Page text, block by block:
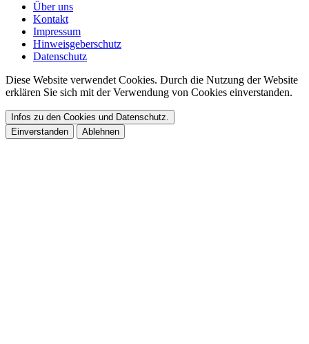
Über uns
Kontakt
Impressum
Hinweisgeberschutz
Datenschutz
Diese Website verwendet Cookies. Durch die Nutzung der Website
erklären Sie sich mit der Verwendung von Cookies einverstanden.
Infos zu den Cookies und Datenschutz.
Einverstanden
Ablehnen